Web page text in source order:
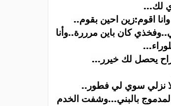
لك...
اقوم:زين احين بقوم..
كان باين مرررة..وأنا
...
يحصل لك خيرر ...
نزلي سوي لي فطور ..
بالبني...وشفت الخدم